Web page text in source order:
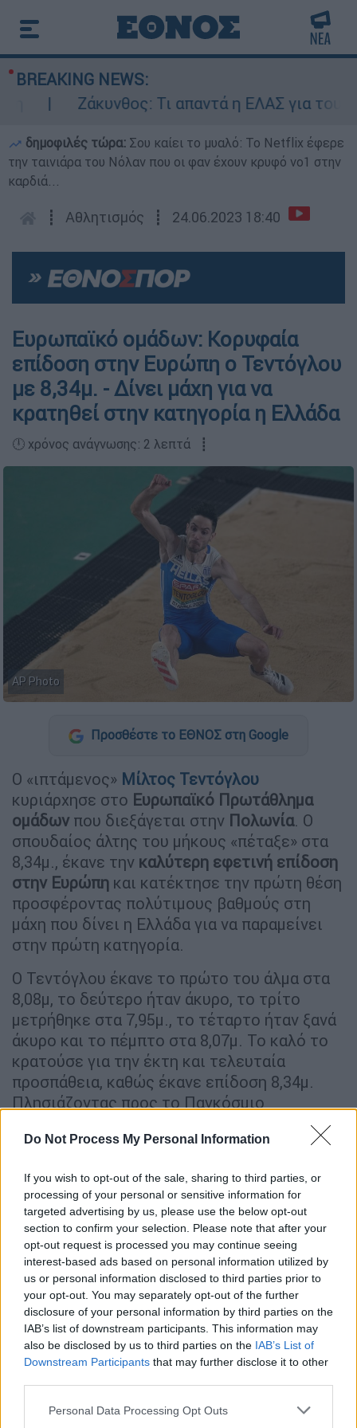
Do Not Process My Personal Information
If you wish to opt-out of the sale, sharing to third parties, or
processing of your personal or sensitive information for
targeted advertising by us, please use the below opt-out
section to confirm your selection. Please note that after your
opt-out request is processed you may continue seeing
interest-based ads based on personal information utilized by
us or personal information disclosed to third parties prior to
your opt-out. You may separately opt-out of the further
disclosure of your personal information by third parties on the
IAB’s list of downstream participants. This information may
also be disclosed by us to third parties on the IAB’s List of
Downstream Participants that may further disclose it to other
Please note that this website/app uses one or more Google
Personal Data Processing Opt Outs
BREAKING NEWS:
Ζάκυνθος: Τι απαντά η ΕΛΑΣ για τους 8
δημοφιλές τώρα: Σου καίει το μυαλό: Το Netflix έφερε
την ταινιάρα του Νόλαν που οι φαν έχουν κρυφό νο1 στην
καρδιά...
┋ Αθλητισμός ┋ 24.06.2023 18:40
Ευρωπαϊκό ομάδων: Κορυφαία
επίδοση στην Ευρώπη ο Τεντόγλου
με 8,34μ. - Δίνει μάχη για να
κρατηθεί στην κατηγορία η Ελλάδα
🕛 χρόνος ανάγνωσης: 2 λεπτά ┋
AP Photo
Προσθέστε το ΕΘΝΟΣ στη Google
Ο «ιπτάμενος» Μίλτος Τεντόγλου
κυριάρχησε στο Ευρωπαϊκό Πρωτάθλημα
ομάδων που διεξάγεται στην Πολωνία. Ο
σπουδαίος άλτης του μήκους «πέταξε» στα
8,34μ., έκανε την καλύτερη εφετινή επίδοση
στην Ευρώπη και κατέκτησε την πρώτη θέση
προσφέροντας πολύτιμους βαθμούς στη
μάχη που δίνει η Ελλάδα για να παραμείνει
στην πρώτη κατηγορία.
Ο Τεντόγλου έκανε το πρώτο του άλμα στα
8,08μ, το δεύτερο ήταν άκυρο, το τρίτο
μετρήθηκε στα 7,95μ., το τέταρτο ήταν ξανά
άκυρο και το πέμπτο στα 8,07μ. Το καλό το
κρατούσε για την έκτη και τελευταία
προσπάθεια, καθώς έκανε επίδοση 8,34μ.
Πλησιάζοντας προς το Παγκόσμιο
Πρωτάθλημα της Βουδαπέστης ο Τεντόγλου
δείχνει να ανεβαίνει. Παράλληλα, χάρισε το
ομάδων.
Την ίδια στιγμή, ο πρωταθλητής της